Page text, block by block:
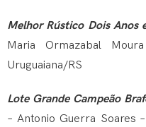
Melhor Rústico Dois Anos
Maria Ormazabal
Uruguaiana/RS
Lote Grande Campeão
– Antonio Guerra Soares